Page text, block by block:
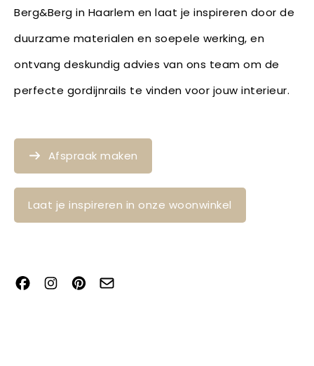
Berg&Berg in Haarlem en laat je inspireren door de
duurzame materialen en soepele werking, en
ontvang deskundig advies van ons team om de
perfecte gordijnrails te vinden voor jouw interieur.
Afspraak maken
Laat je inspireren in onze woonwinkel